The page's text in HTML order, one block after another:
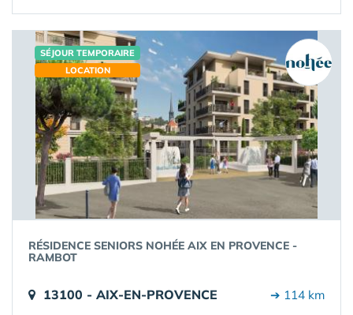
SÉJOUR TEMPORAIRE
LOCATION
RÉSIDENCE SENIORS NOHÉE AIX EN PROVENCE -
RAMBOT
13100 - AIX-EN-PROVENCE ➔ 114 km